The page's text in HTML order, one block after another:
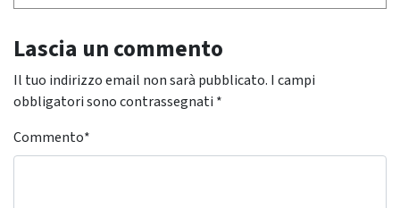
Lascia un commento
Il tuo indirizzo email non sarà pubblicato. I campi
obbligatori sono contrassegnati *
Commento*